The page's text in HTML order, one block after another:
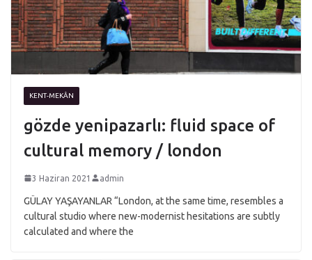
KENT-MEKÂN
gözde yenipazarlı: fluid space of
cultural memory / london
3 Haziran 2021 admin
GÜLAY YAŞAYANLAR “London, at the same time, resembles a
cultural studio where new-modernist hesitations are subtly
calculated and where the